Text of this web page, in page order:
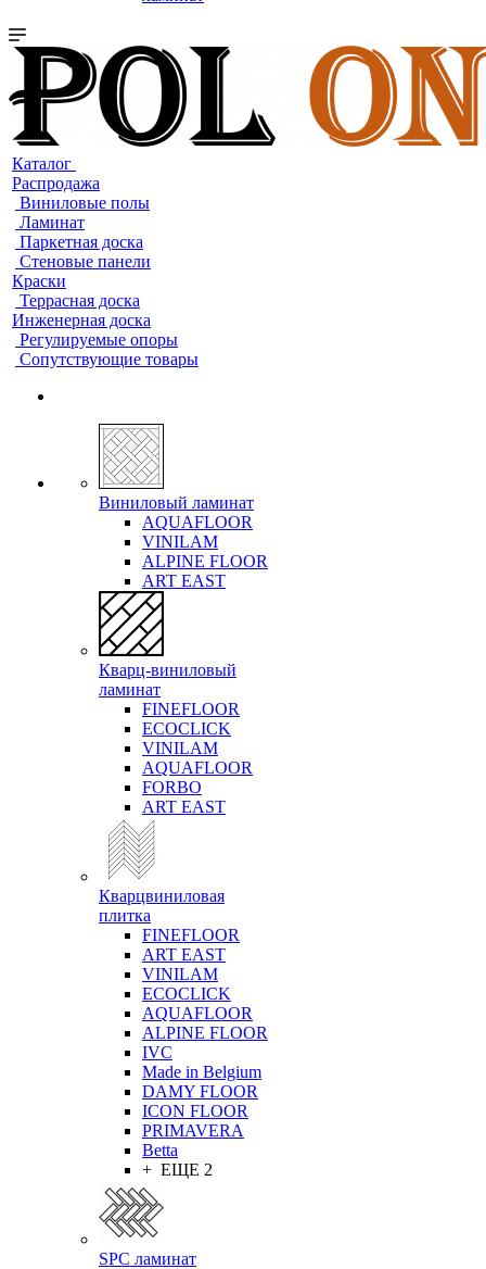
Каталог
Распродажа
Виниловые полы
Ламинат
Паркетная доска
Стеновые панели
Краски
Террасная доска
Инженерная доска
Регулируемые опоры
Сопутствующие товары
Виниловый ламинат
AQUAFLOOR
VINILAM
ALPINE FLOOR
ART EAST
Кварц-виниловый
ламинат
FINEFLOOR
ECOCLICK
VINILAM
AQUAFLOOR
FORBO
ART EAST
Кварцвиниловая
плитка
FINEFLOOR
ART EAST
VINILAM
ECOCLICK
AQUAFLOOR
ALPINE FLOOR
IVC
Made in Belgium
DAMY FLOOR
ICON FLOOR
PRIMAVERA
Betta
+ ЕЩЕ 2
SPC ламинат